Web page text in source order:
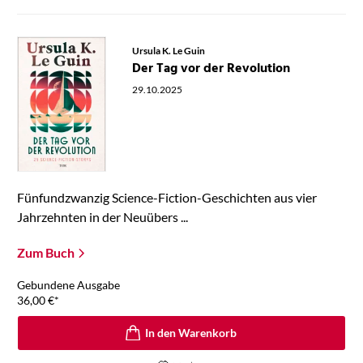
Ursula K. Le Guin
Der Tag vor der Revolution
29.10.2025
Fünfundzwanzig Science-Fiction-Geschichten aus vier
Jahrzehnten in der Neuübers ...
Zum Buch
Gebundene Ausgabe
36,00€*
In den Warenkorb